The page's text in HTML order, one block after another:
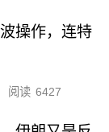
操作，连特
阅读 6427